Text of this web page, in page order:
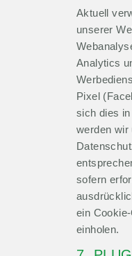
Aktuell
unserer
Analytics
Pixel
sich dies
werden wir
sofern
ein
einholen.